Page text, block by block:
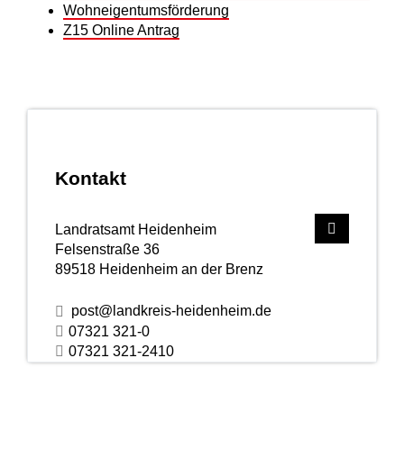
Kontakt
Landratsamt Heidenheim
Felsenstraße 36
89518 Heidenheim an der Brenz
post@landkreis-heidenheim.de
07321 321-0
07321 321-2410
Wohneigentumsförderung
Z15 Online Antrag